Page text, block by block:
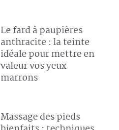
Le fard à paupières
anthracite : la teinte
idéale pour mettre en
valeur vos yeux
marrons
Massage des pieds